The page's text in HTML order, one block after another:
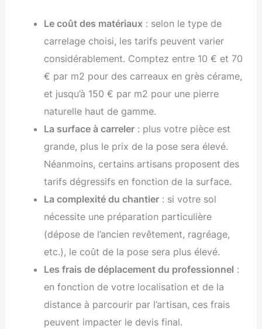
Le coût des matériaux: selon le type de
carrelage choisi, les tarifs peuvent varier
considérablement. Comptez entre 10 € et 70
€ par m2 pour des carreaux en grès cérame,
et jusqu’à 150 € par m2 pour une pierre
naturelle haut de gamme.
La surface à carreler: plus votre pièce est
grande, plus le prix de la pose sera élevé.
Néanmoins, certains artisans proposent des
tarifs dégressifs en fonction de la surface.
La complexité du chantier: si votre sol
nécessite une préparation particulière
(dépose de l’ancien revêtement, ragréage,
etc.), le coût de la pose sera plus élevé.
Les frais de déplacement du professionnel :
en fonction de votre localisation et de la
distance à parcourir par l’artisan, ces frais
peuvent impacter le devis final.